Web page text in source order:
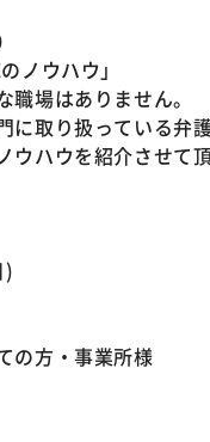
ノウハウ」
場はありません。
に取り扱っている弁
ハウを紹介させて頂
)
の方・事業所様